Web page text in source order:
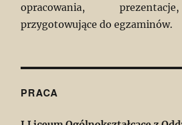
opracowania,
przygotowujące do egzaminów.
PRACA